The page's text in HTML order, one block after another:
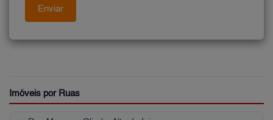
Imóveis por Ruas